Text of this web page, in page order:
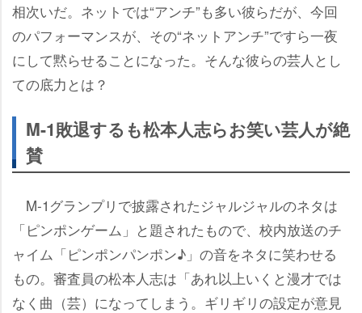
相次いだ。ネットでは“アンチ”も多い彼らだが、今回
のパフォーマンスが、その“ネットアンチ”ですら一夜
にして黙らせることになった。そんな彼らの芸人とし
ての底力とは？
M-1敗退するも松本人志らお笑い芸人が絶
賛
M‐1グランプリで披露されたジャルジャルのネタは
「ピンポンゲーム」と題されたもので、校内放送のチ
ャイム「ピンポンパンポン♪」の音をネタに笑わせる
もの。審査員の松本人志は「あれ以上いくと漫才では
なく曲（芸）になってしまう。ギリギリの設定が意見